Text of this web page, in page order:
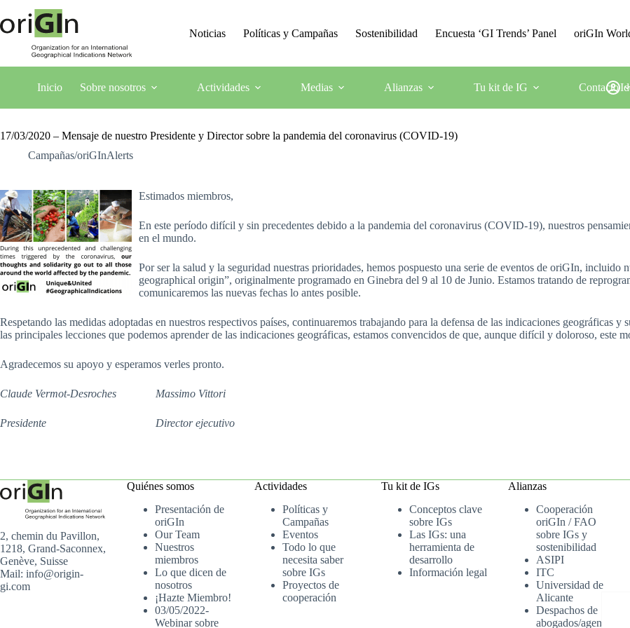
Noticias Políticas y Campañas Sostenibilidad Encuesta ‘GI Trends’ Panel oriGIn
Inicio Sobre nosotros Actividades Medias Alianzas Tu kit de IG Contacto
17/03/2020 – Mensaje de nuestro Presidente y Director sobre la pandemia del coronavirus (COVID-19)
Campañas/oriGInAlerts
Estimados miembros,
En este período difícil y sin precedentes debido a la pandemia del coronavirus (COVID-19), nuestros
en el mundo.
Por ser la salud y la seguridad nuestras prioridades, hemos pospuesto una serie de eventos de oriGIn,
geographical origin”, originalmente programado en Ginebra del 9 al 10 de Junio. Estamos tratando de
comunicaremos las nuevas fechas lo antes posible.
Respetando las medidas adoptadas en nuestros respectivos países, continuaremos trabajando para la defensa de las indicaciones geográficas
las principales lecciones que podemos aprender de las indicaciones geográficas, estamos convencidos de que, aunque difícil y doloroso, este
Agradecemos su apoyo y esperamos verles pronto.
Claude Vermot-Desroches Massimo Vittori
Presidente Director ejecutivo
2, chemin du Pavillon,
1218, Grand-Saconnex,
Genève, Suisse
Mail: info@origin-
gi.com
Quiénes somos
Presentación de
oriGIn
Our Team
Nuestros
miembros
Lo que dicen de
nosotros
¡Hazte Miembro!
03/05/2022-
Webinar sobre
Actividades
Políticas y
Campañas
Eventos
Todo lo que
necesita saber
sobre IGs
Proyectos de
cooperación
Tu kit de IGs
Conceptos clave
sobre IGs
Las IGs: una
herramienta de
desarrollo
Información legal
Alianzas
Cooperación
oriGIn / FAO
sobre IGs y
sostenibilidad
ASIPI
ITC
Universidad de
Alicante
Despachos de
abogados/agenci